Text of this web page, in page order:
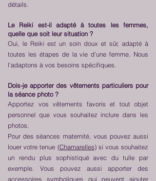
détails.
Le Reiki est-il adapté à toutes les femmes,
quelle que soit leur situation ?
Oui, le Reiki est un soin doux et sûr, adapté à
toutes les étapes de la vie d’une femme. Nous
l’adaptons à vos besoins spécifiques.
Dois-je apporter des vêtements particuliers pour
la séance photo ?
Apportez vos vêtements favoris et tout objet
personnel que vous souhaitez inclure dans les
photos.
Pour des séances maternité, vous pouvez aussi
louer votre tenue (Chamarelles) si vous souhaitez
un rendu plus sophistiqué avec du tulle par
exemple. Vous pouvez aussi apporter des
accessoires symboliques qui peuvent ajouter